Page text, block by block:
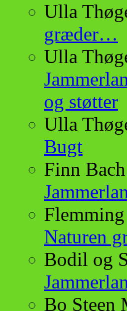
Ulla
græder…
Ulla
og støtter
Ulla
Bugt
Finn Bach
Naturen
Bodil og
Bo Steen